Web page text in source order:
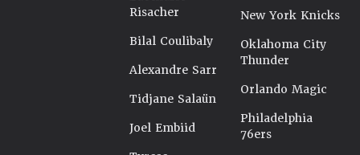
Risacher
Bilal Coulibaly
Alexandre Sarr
Tidjane Salaün
Joel Embiid
New York Knicks
Oklahoma City
Thunder
Orlando Magic
Philadelphia
76ers